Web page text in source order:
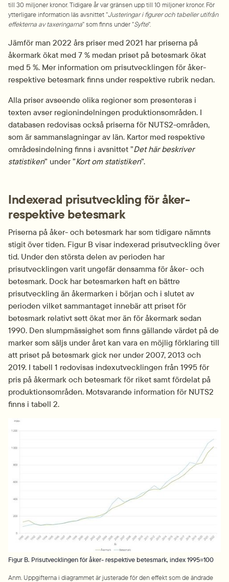
till 30 miljoner kronor. Tidigare år var gränsen upp till 10 miljoner kronor. För
ytterligare information läs avsnittet ”Justeringar i figurer och tabeller utifrån
effekterna av taxeringarna” som finns under ”Syfte”.
Jämför man 2022 års priser med 2021 har priserna på
åkermark ökat med 7 % medan priset på betesmark ökat
med 5 %. Mer information om prisutvecklingen för åker-
respektive betesmark finns under respektive rubrik nedan.
Alla priser avseende olika regioner som presenteras i
texten avser region­indel­ningen produktionsområden. I
databasen redovisas också priserna för NUTS2-områden,
som är sammanslagningar av län. Kartor med respektive
områdesindelning finns i avsnittet ”Det här beskriver
statistiken” under ”Kort om statistiken”.
Indexerad prisutveckling för åker-
respektive betesmark
Priserna på åker- och betesmark har som tidigare nämnts
stigit över tiden. Figur B visar indexerad prisutveckling över
tid. Under den största delen av perioden har
prisutvecklingen varit ungefär densamma för åker- och
betesmark. Dock har betesmarken haft en bättre
prisutveckling än åkermarken i början och i slutet av
perioden vilket sammantaget innebär att priset för
betesmark relativt sett ökat mer än för åkermark sedan
1990. Den slumpmässighet som finns gällande värdet på de
marker som säljs under året kan vara en möjlig förklaring till
att priset på betesmark gick ner under 2007, 2013 och
2019. I tabell 1 redovisas indexutvecklingen från 1995 för
pris på åkermark och betesmark för riket samt fördelat på
produktionsområden. Motsvarande information för NUTS2
finns i tabell 2.
Figur B. Prisutvecklingen för åker- respektive betesmark, index 1995=100
Anm. Uppgifterna i diagrammet är justerade för den effekt som de ändrade